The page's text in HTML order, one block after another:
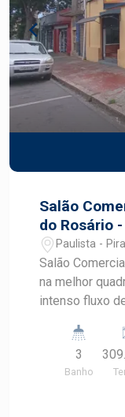
Salão
do Rosário
Paulista -
Salão
na melhor
intenso fluxo
m² de terreno
dividido em
Agende sua
3
Banho